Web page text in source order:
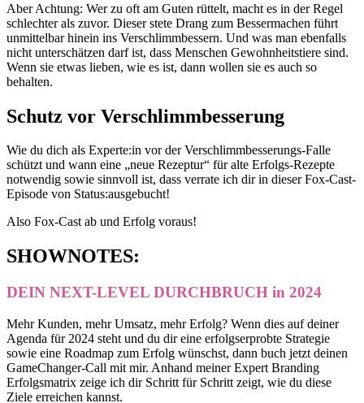
Aber Achtung: Wer zu oft am Guten rüttelt, macht es in der Regel
schlechter als zuvor. Dieser stete Drang zum Bessermachen führt
unmittelbar hinein ins Verschlimmbessern. Und was man ebenfalls
nicht unterschätzen darf ist, dass Menschen Gewohnheitstiere sind.
Wenn sie etwas lieben, wie es ist, dann wollen sie es auch so
behalten.
Schutz vor Verschlimmbesserung
Wie du dich als Experte:in vor der Verschlimmbesserungs-Falle
schützt und wann eine „neue Rezeptur“ für alte Erfolgs-Rezepte
notwendig sowie sinnvoll ist, dass verrate ich dir in dieser Fox-Cast-
Episode von Status:ausgebucht!
Also Fox-Cast ab und Erfolg voraus!
SHOWNOTES:
DEIN NEXT-LEVEL DURCHBRUCH in 2024
Mehr Kunden, mehr Umsatz, mehr Erfolg? Wenn dies auf deiner
Agenda für 2024 steht und du dir eine erfolgserprobte Strategie
sowie eine Roadmap zum Erfolg wünschst, dann buch jetzt deinen
GameChanger-Call mit mir. Anhand meiner Expert Branding
Erfolgsmatrix zeige ich dir Schritt für Schritt zeigt, wie du diese
Ziele erreichen kannst.